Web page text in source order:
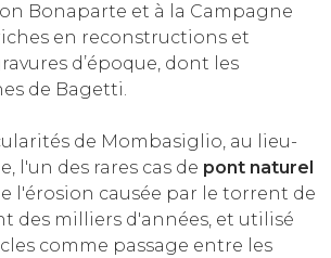
Bonaparte et à la Campagne
riches en reconstructions et
d’époque, dont les
de Bagetti.
de Mombasiglio, au lieu-
l'un des rares cas de pont naturel
l'érosion causée par le torrent de
des milliers d'années, et utilisé
comme passage entre les